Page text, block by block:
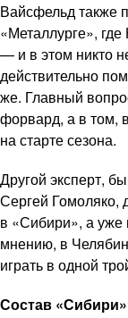
Вайсфельд также
«Металлурге»,
— и в этом никто
действительно
же. Главный
форвард, а в том,
на старте сезона.
Другой эксперт,
Сергей Гомоляко,
в «Сибири», а уже
мнению, в
играть в одной
Состав